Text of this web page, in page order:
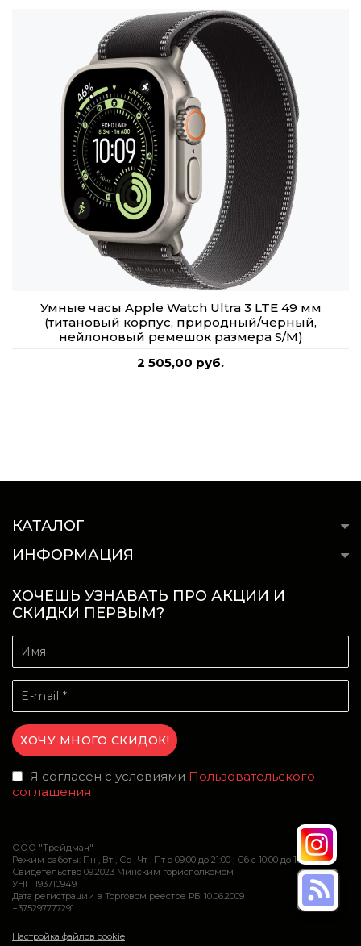
Умные часы Apple Watch Ultra 3 LTE 49 мм
(титановый корпус, природный/черный,
нейлоновый ремешок размера S/M)
2 505,00 руб.
КАТАЛОГ
ИНФОРМАЦИЯ
ХОЧЕШЬ УЗНАВАТЬ ПРО АКЦИИ И
СКИДКИ ПЕРВЫМ?
Я согласен с условиями Пользовательского
соглашения
ООО "Трейдман"
Режим работы: Пн , Вт , Ср , Чт , Пт c 09:00 до 21:00 ; Сб c 10:00 до 16:00
Свидетельство 09.2023 Минским горисполкомом
УНП 193710949
Дата регистрации в Торговом реестре РБ: 10.06.2009
+375297777291
Настройка файлов cookie